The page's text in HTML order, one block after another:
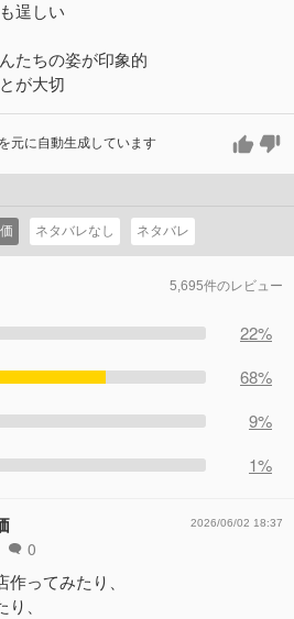
逞しい
たちの姿が印象的
が大切
元に自動生成しています
ネタバレなし ネタバレ
5,695件のレビュー
22%
68%
9%
1%
0
2026/06/02 18:37
ってみたり、
、